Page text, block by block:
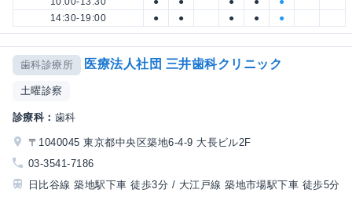
14:30-19:00
● ● ● ● ●
歯科診療所 医療法人社団 三井歯科クリニック
土曜診察
診療科： 歯科
〒1040045 東京都中央区築地6-4-9 大長ビル2F
03-3541-7186
日比谷線 築地駅下車 徒歩3分 / 大江戸線 築地市場駅下車 徒歩5分